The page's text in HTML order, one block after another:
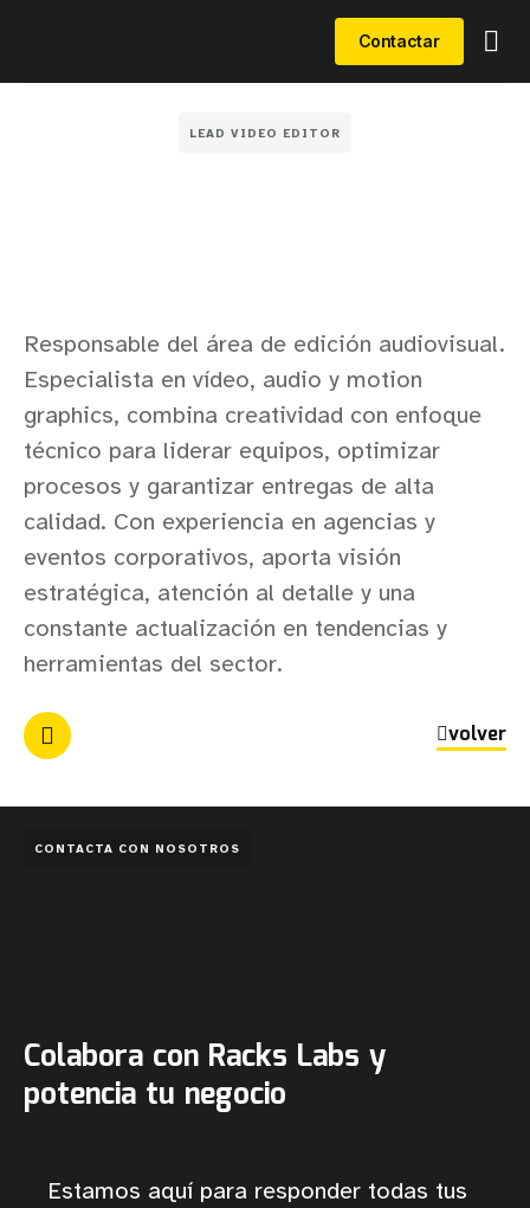
Contactar
LEAD VIDEO EDITOR
Responsable del área de edición audiovisual.
Especialista en vídeo, audio y motion
graphics, combina creatividad con enfoque
técnico para liderar equipos, optimizar
procesos y garantizar entregas de alta
calidad. Con experiencia en agencias y
eventos corporativos, aporta visión
estratégica, atención al detalle y una
constante actualización en tendencias y
herramientas del sector.
volver
CONTACTA CON NOSOTROS
Colabora con Racks Labs y
potencia tu negocio
Estamos aquí para responder todas tus